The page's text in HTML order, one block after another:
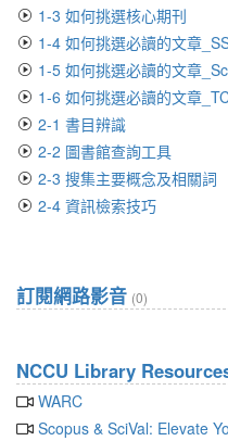
1-3 如何挑選核心期刊
1-4 如何挑選必讀的文章
1-5 如何挑選必讀的文章
1-6 如何挑選必讀的文章
2-1 書目辨識
2-2 圖書館查詢工具
2-3 搜集主要概念及相關詞
2-4 資訊檢索技巧
訂閱網路影音 (0)
NCCU Library
WARC
Scopus & SciVal: Elevate